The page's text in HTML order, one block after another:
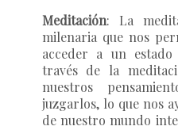
Meditación: La
milenaria que nos
acceder a un
través de la
nuestros
juzgarlos, lo que nos
de nuestro mundo